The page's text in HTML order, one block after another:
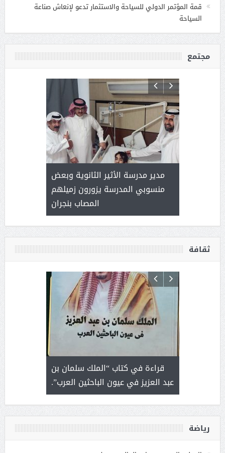
قمة المؤتمر الدولي للسياحة والاستثمار تدعو لإنعاش صناعة
السياحة
مجتمع
( محمد
مدير مدرسة الأثير الثانوية وبعض
منسوبي المدرسة يزورون زميلهم
المصاب بنجران
) .. ميراث
ثقافة
قراءة في كتاب “الملك سلمان بن
عبد العزيز في عيون الباحثين العرب”.
لايعرف
رياضة